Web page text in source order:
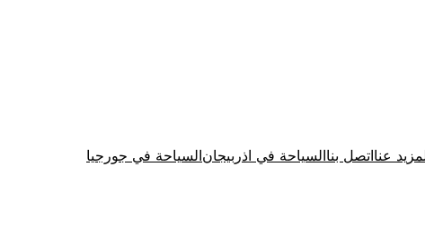
عنااتصل بناالسياحة في اذربيجانالسياحة في جورجيا